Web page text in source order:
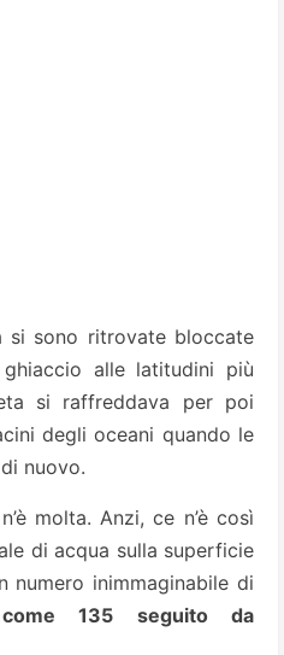
si sono ritrovate bloccate
alle latitudini più
si raffreddava per poi
degli oceani quando le
nuovo.
molta. Anzi, ce n’è così
di acqua sulla superficie
numero inimmaginabile di
come 135 seguito da